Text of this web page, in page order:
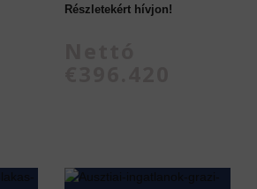
Részletekért hívjon!